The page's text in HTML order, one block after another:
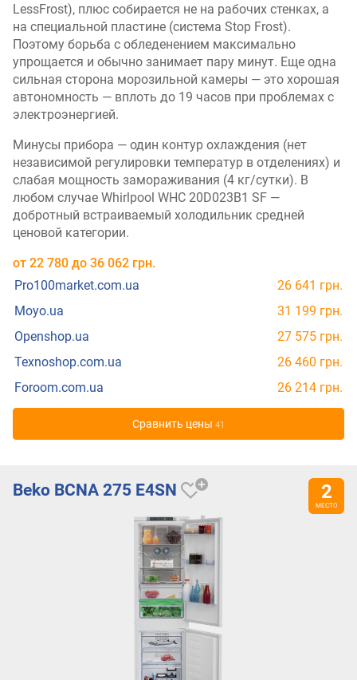
LessFrost), плюс собирается не на рабочих стенках, а
на специальной пластине (система Stop Frost).
Поэтому борьба с обледенением максимально
упрощается и обычно занимает пару минут. Еще одна
сильная сторона морозильной камеры — это хорошая
автономность — вплоть до 19 часов при проблемах с
электроэнергией.
Минусы прибора — один контур охлаждения (нет
независимой регулировки температур в отделениях) и
слабая мощность замораживания (4 кг/сутки). В
любом случае Whirlpool WHC 20D023B1 SF —
добротный встраиваемый холодильник средней
ценовой категории.
от 22 780 до 36 062 грн.
Pro100market.com.ua
26 641 грн.
Moyo.ua
31 199 грн.
Openshop.ua
27 575 грн.
Texnoshop.com.ua
26 460 грн.
Foroom.com.ua
26 214 грн.
Cравнить цены 41
Beko BCNA 275 E4SN